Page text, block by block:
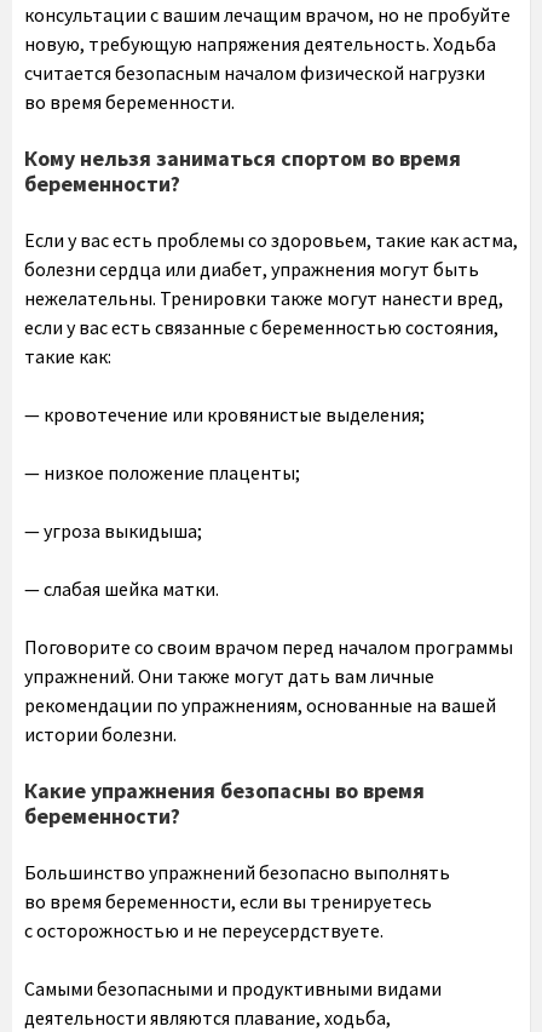
консультации с вашим лечащим врачом, но не пробуйте
новую, требующую напряжения деятельность. Ходьба
считается безопасным началом физической нагрузки
во время беременности.
Кому нельзя заниматься спортом во время
беременности?
Если у вас есть проблемы со здоровьем, такие как астма,
болезни сердца или диабет, упражнения могут быть
нежелательны. Тренировки также могут нанести вред,
если у вас есть связанные с беременностью состояния,
такие как:
— кровотечение или кровянистые выделения;
— низкое положение плаценты;
— угроза выкидыша;
— слабая шейка матки.
Поговорите со своим врачом перед началом программы
упражнений. Они также могут дать вам личные
рекомендации по упражнениям, основанные на вашей
истории болезни.
Какие упражнения безопасны во время
беременности?
Большинство упражнений безопасно выполнять
во время беременности, если вы тренируетесь
с осторожностью и не переусердствуете.
Самыми безопасными и продуктивными видами
деятельности являются плавание, ходьба,